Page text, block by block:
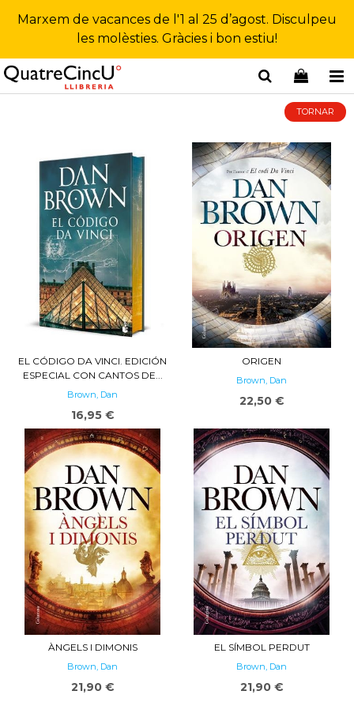
Marxem de vacances de l'1 al 25 d’agost. Disculpeu
les molèsties. Gràcies i bon estiu!
TORNAR
EL CÓDIGO DA VINCI. EDICIÓN
ESPECIAL CON CANTOS DE...
Brown, Dan
16,95 €
ORIGEN
Brown, Dan
22,50 €
ÀNGELS I DIMONIS
Brown, Dan
21,90 €
EL SÍMBOL PERDUT
Brown, Dan
21,90 €